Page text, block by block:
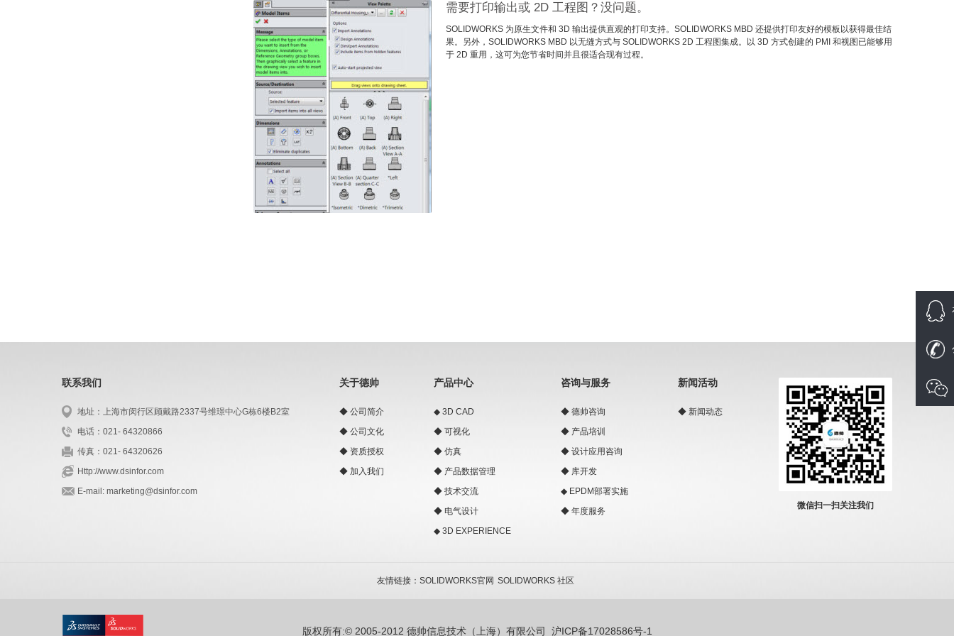
需要打印输出或 2D 工程图？没问题。
SOLIDWORKS 为原生文件和 3D 输出提供直观的打印支持。SOLIDWORKS MBD 还提供打印友好的模板以获得最佳结
果。另外，SOLIDWORKS MBD 以无缝方式与 SOLIDWORKS 2D 工程图集成。以 3D 方式创建的 PMI 和视图已能够用
于 2D 重用，这可为您节省时间并且很适合现有过程。
联系我们
地址：上海市闵行区顾戴路2337号维璟中心G栋6楼B2室
电话：021- 64320866
传真：021- 64320626
Http://www.dsinfor.com
E-mail: marketing@dsinfor.com
关于德帅
◆ 公司简介
◆ 公司文化
◆ 资质授权
◆ 加入我们
产品中心
◆ 3D CAD
◆ 可视化
◆ 仿真
◆ 产品数据管理
◆ 技术交流
◆ 电气设计
◆ 3D EXPERIENCE
咨询与服务
◆ 德帅咨询
◆ 产品培训
◆ 设计应用咨询
◆ 库开发
◆ EPDM部署实施
◆ 年度服务
新闻活动
◆ 新闻动态
微信扫一扫关注我们
友情链接： SOLIDWORKS官网 SOLIDWORKS 社区
版权所有:© 2005-2012 德帅信息技术（上海）有限公司 沪ICP备17028586号-1